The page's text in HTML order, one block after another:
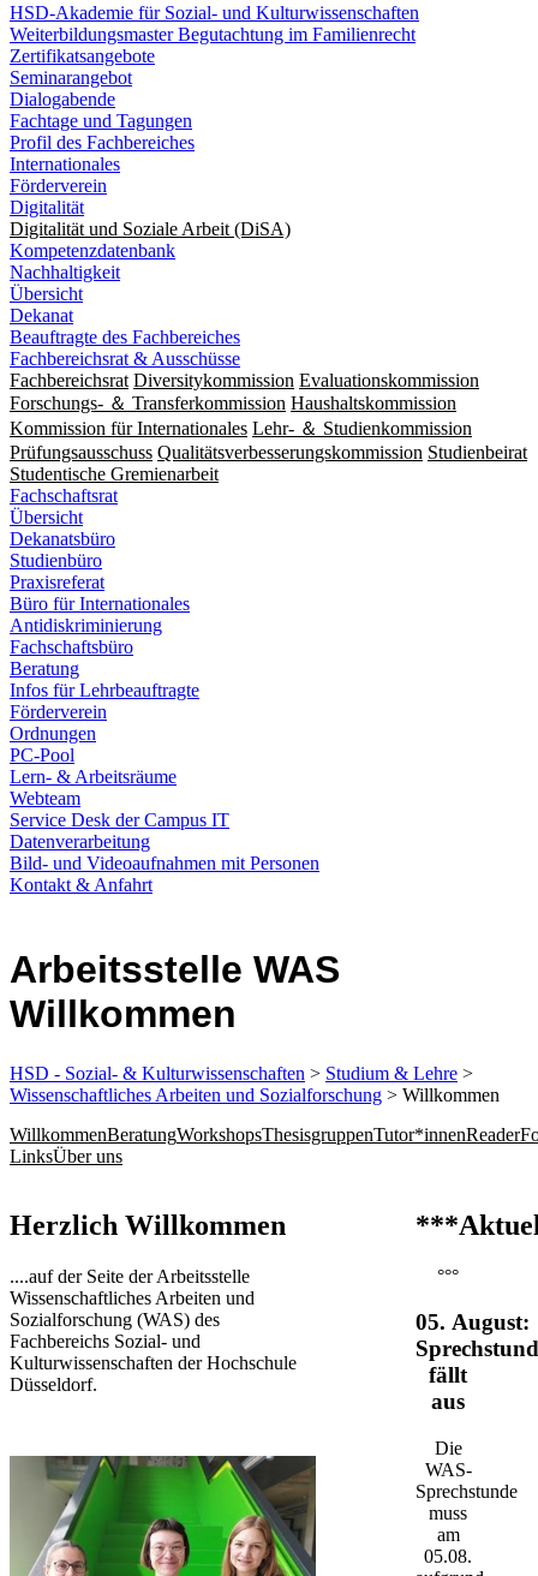
HSD-Akademie für Sozial- und Kulturwissenschaften
Weiterbildungsmaster Begutachtung im Familienrecht
Zertifikatsangebote
Seminarangebot
Dialogabende
Fachtage und Tagungen
Profil des Fachbereiches
Internationales
Förderverein
Digitalität
Digitalität und Soziale Arbeit (DiSA)
Kompetenzdatenbank
Nachhaltigkeit
Übersicht
Dekanat
Beauftragte des Fachbereiches
Fachbereichsrat & Ausschüsse
Fachbereichsrat Diversitykommission Evaluationskommission
Forschungs- ＆ Transferkommission Haushaltskommission
Kommission für Internationales Lehr- ＆ Studienkommission
Prüfungsausschuss Qualitätsverbesserungskommission Studienbeirat
Studentische Gremienarbeit
Fachschaftsrat
Übersicht
Dekanatsbüro
Studienbüro
Praxisreferat
Büro für Internationales
Antidiskriminierung
Fachschaftsbüro
Beratung
Infos für Lehrbeauftragte
Förderverein
Ordnungen
PC-Pool
Lern- & Arbeitsräume
Webteam
Service Desk der Campus IT
Datenverarbeitung
Bild- und Videoaufnahmen mit Personen
Kontakt & Anfahrt
Arbeitsstelle WAS
Willkommen
HSD - Sozial- & Kulturwissenschaften > Studium & Lehre >
Wissenschaftliches Arbeiten und Sozialforschung > Willkommen
WillkommenBeratungWorkshopsThesisgruppenTutor*innenReader
LinksÜber uns
​​​​​​​​​​​​​​​​​​​​​​​​​​​Herzlich Willkommen
....auf der Seite der Arbeitsstelle
Wissenschaftliches Arbeiten und
Sozialforschung (WAS) des
Fachbereichs Sozial- und
Kulturwissenschaften der Hochschule
Düsseldorf.​​​​​​​
°°°
05. August:
fällt
aus
Die
WAS-
Sprechstunde
muss
am
05.08.